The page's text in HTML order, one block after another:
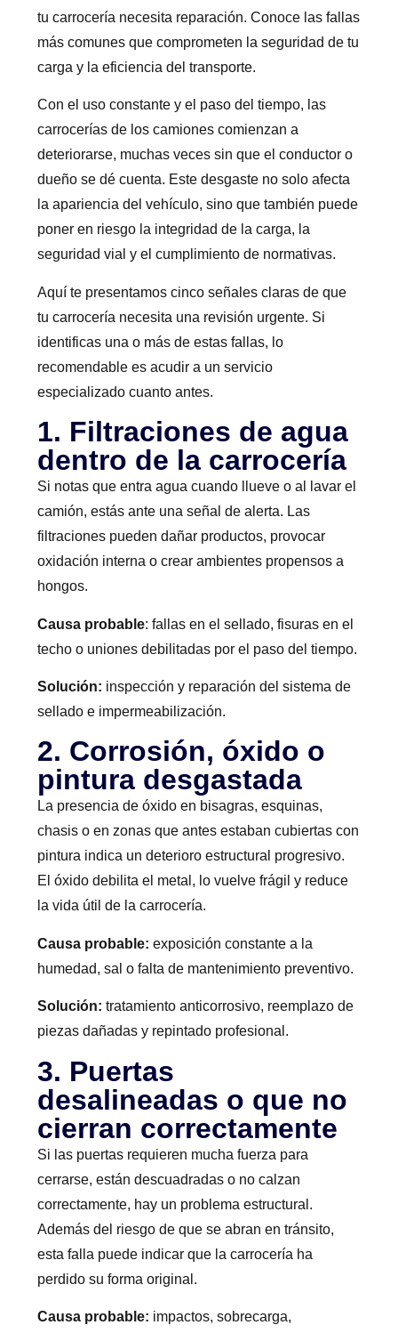
tu carrocería necesita reparación. Conoce las fallas
más comunes que comprometen la seguridad de tu
carga y la eficiencia del transporte.
Con el uso constante y el paso del tiempo, las
carrocerías de los camiones comienzan a
deteriorarse, muchas veces sin que el conductor o
dueño se dé cuenta. Este desgaste no solo afecta
la apariencia del vehículo, sino que también puede
poner en riesgo la integridad de la carga, la
seguridad vial y el cumplimiento de normativas.
Aquí te presentamos cinco señales claras de que
tu carrocería necesita una revisión urgente. Si
identificas una o más de estas fallas, lo
recomendable es acudir a un servicio
especializado cuanto antes.
1. Filtraciones de agua
dentro de la carrocería
Si notas que entra agua cuando llueve o al lavar el
camión, estás ante una señal de alerta. Las
filtraciones pueden dañar productos, provocar
oxidación interna o crear ambientes propensos a
hongos.
Causa probable: fallas en el sellado, fisuras en el
techo o uniones debilitadas por el paso del tiempo.
Solución: inspección y reparación del sistema de
sellado e impermeabilización.
2. Corrosión, óxido o
pintura desgastada
La presencia de óxido en bisagras, esquinas,
chasis o en zonas que antes estaban cubiertas con
pintura indica un deterioro estructural progresivo.
El óxido debilita el metal, lo vuelve frágil y reduce
la vida útil de la carrocería.
Causa probable: exposición constante a la
humedad, sal o falta de mantenimiento preventivo.
Solución: tratamiento anticorrosivo, reemplazo de
piezas dañadas y repintado profesional.
3. Puertas
desalineadas o que no
cierran correctamente
Si las puertas requieren mucha fuerza para
cerrarse, están descuadradas o no calzan
correctamente, hay un problema estructural.
Además del riesgo de que se abran en tránsito,
esta falla puede indicar que la carrocería ha
perdido su forma original.
Causa probable: impactos, sobrecarga,